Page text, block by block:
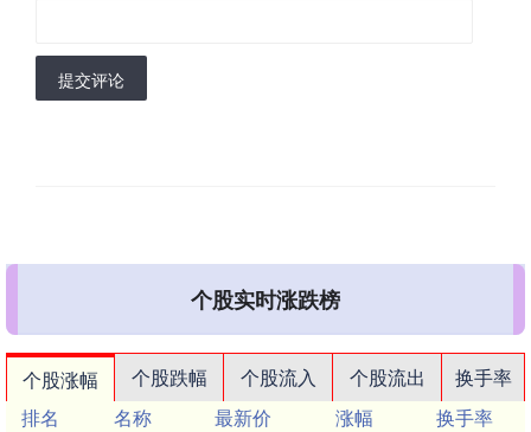
提交评论
个股实时涨跌榜
个股涨幅 个股跌幅 个股流入 个股流出
换手率
排名
名称 最新价 涨幅
换手率